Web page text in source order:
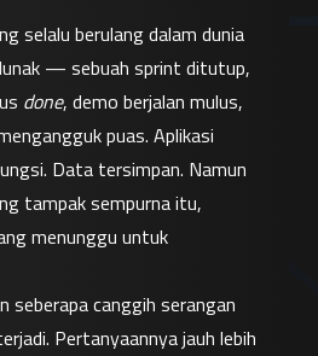
selalu berulang dalam dunia
— sebuah sprint ditutup,
done, demo berjalan mulus,
puas. Aplikasi
Data tersimpan. Namun
tampak sempurna itu,
menunggu untuk
seberapa canggih serangan
Pertanyaannya jauh lebih